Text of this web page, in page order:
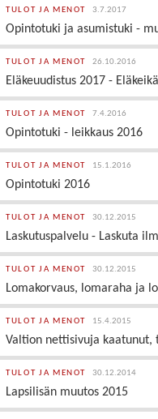
TULOT JA MENOT 3.7.2017
Opintotuki ja asumistuki -
TULOT JA MENOT 26.10.2016
Eläkeuudistus 2017 -
TULOT JA MENOT 7.4.2016
Opintotuki - leikkaus 2016
TULOT JA MENOT 15.1.2016
Opintotuki 2016
TULOT JA MENOT 30.12.2015
Laskutuspalvelu - Laskuta
TULOT JA MENOT 30.12.2015
Lomakorvaus, lomaraha ja
TULOT JA MENOT 15.4.2015
Valtion nettisivuja kaatunut,
TULOT JA MENOT 30.12.2014
Lapsilisän muutos 2015